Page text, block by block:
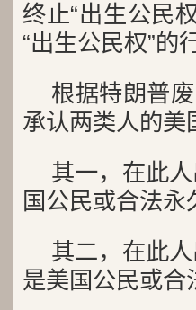
终止“出生公民
“出生公民权”的
根据特朗普
承认两类人的美
其一，在此
国公民或合法永
其二，在此
是美国公民或合